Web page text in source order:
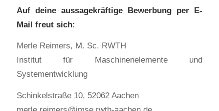
Auf deine aussagekräftige Bewerbung per E-
Mail freut sich:
Merle Reimers, M. Sc. RWTH
Institut für Maschinenelemente und
Systementwicklung
Schinkelstraße 10, 52062 Aachen